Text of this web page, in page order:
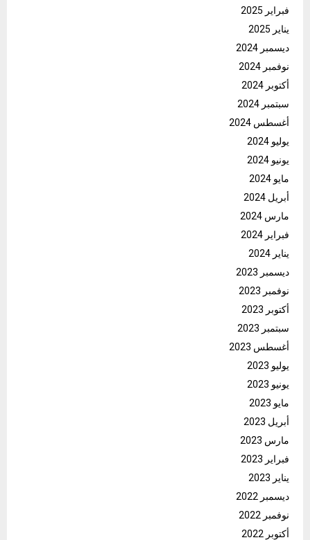
فبراير 2025
يناير 2025
ديسمبر 2024
نوفمبر 2024
أكتوبر 2024
سبتمبر 2024
أغسطس 2024
يوليو 2024
يونيو 2024
مايو 2024
أبريل 2024
مارس 2024
فبراير 2024
يناير 2024
ديسمبر 2023
نوفمبر 2023
أكتوبر 2023
سبتمبر 2023
أغسطس 2023
يوليو 2023
يونيو 2023
مايو 2023
أبريل 2023
مارس 2023
فبراير 2023
يناير 2023
ديسمبر 2022
نوفمبر 2022
أكتوبر 2022